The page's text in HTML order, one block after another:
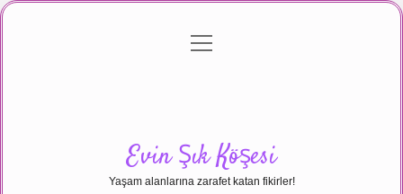
Gizlilik Politikası
menüyü
Evin Şık Köşesi
Yaşam alanlarına zarafet katan fikirler!